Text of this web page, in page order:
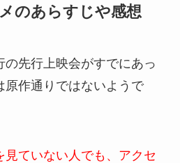
のあらすじや感想
の先行上映会がすでにあっ
原作通りではないようで
見ていない人でも、アクセ